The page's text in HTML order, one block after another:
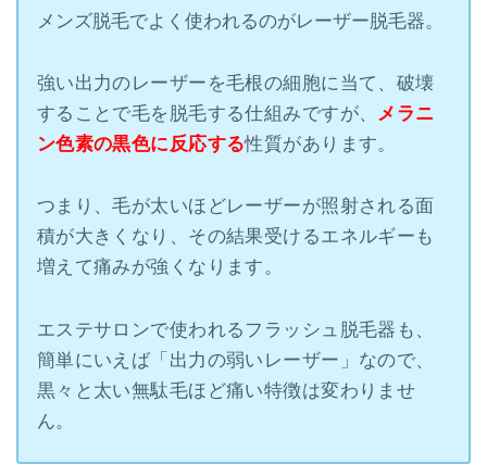
メンズ脱毛でよく使われるのがレーザー脱毛器。
強い出力のレーザーを毛根の細胞に当て、破壊
することで毛を脱毛する仕組みですが、 メラニ
ン色素の黒色に反応する性質があります。
つまり、毛が太いほどレーザーが照射される面
積が大きくなり、その結果受けるエネルギーも
増えて痛みが強くなります。
エステサロンで使われるフラッシュ脱毛器も、
簡単にいえば「出力の弱いレーザー」なので、
黒々と太い無駄毛ほど痛い特徴は変わりませ
ん。